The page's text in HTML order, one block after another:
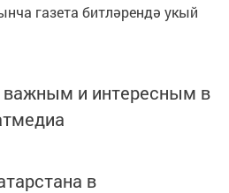
газета битләрендә укый
и интересным в
в